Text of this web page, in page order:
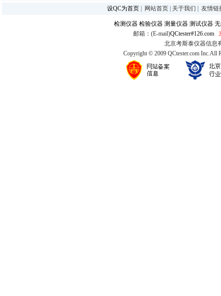
设QC为首页 网站首页 关于我们 友情链
检测仪器 检验仪器 测量仪器 测试仪器
邮箱：(E-mail)QCtester#126.com
北京考斯泰仪器信息
Copyright © 2009 QCtester.com Inc.All